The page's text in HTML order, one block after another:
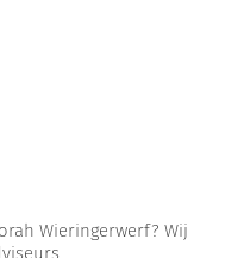
Wieringerwerf? Wij